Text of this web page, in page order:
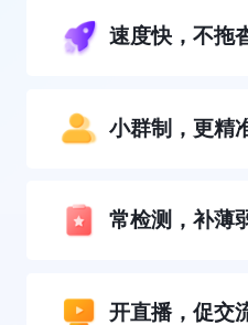
速度快，不拖
小群制，更精
常检测，补薄
开直播，促交